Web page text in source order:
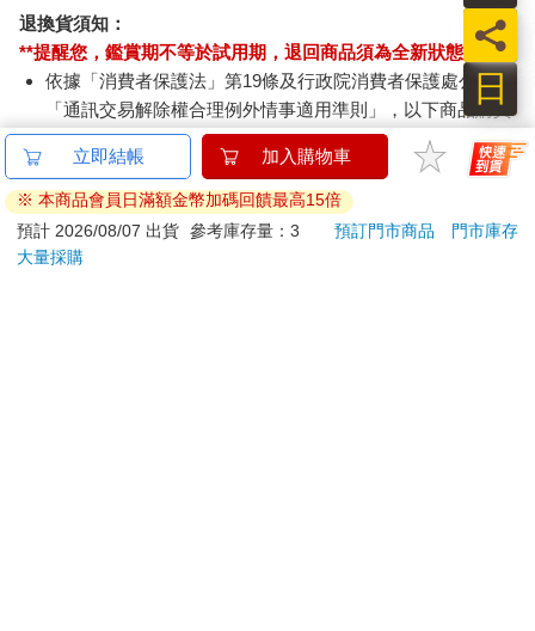
勵志達人說 :
走在前端的對象，是潛意識的燈塔，是認知上的目標。
有他，有它，生活相對輕鬆 ;
只因為，看著前人的背影──無旁鶩，安心，追隨即可。
前人的腳步放慢了，身體逐漸趕上了，並肩齊步了，眼前的目標
消失了。
背影不再，開創向前的目標──迷惘、寂寞、焦慮、害怕。
轉身，眼不見為淨?
退換貨須知：
**提醒您，鑑賞期不等於試用期，退回商品須為全新狀態**
依據「消費者保護法」第19條及行政院消費者保護處公告之
「通訊交易解除權合理例外情事適用準則」，以下商品購買
後，除商品本身有瑕疵外，將不提供7天的猶豫期：
易於腐敗、保存期限較短或解約時即將逾期。（如：生
鮮食品）
依消費者要求所為之客製化給付。（客製化商品）
報紙、期刊或雜誌。（含MOOK、外文雜誌）
立即結帳 加入購物車
※ 本商品會員日滿額金幣加碼回饋最高15倍
預計 2026/08/07 出貨 參考庫存量：3 預訂門市商品
門市庫存
大量採購
日
員